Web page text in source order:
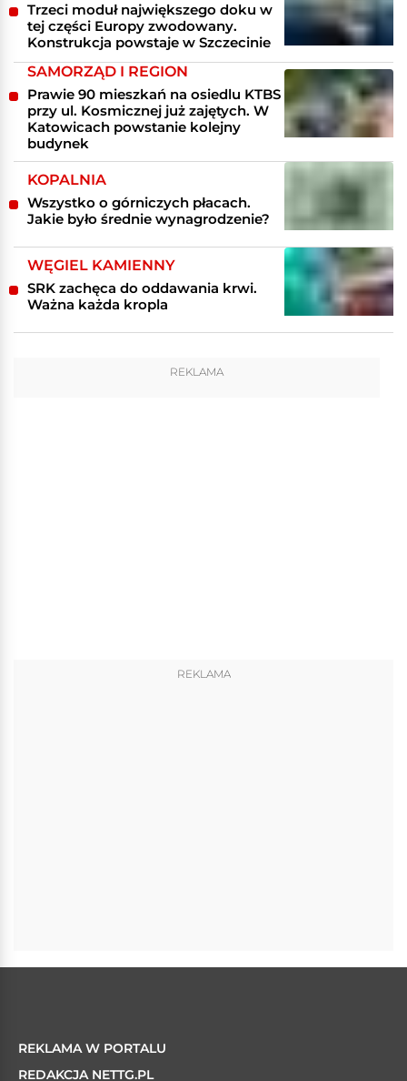
Trzeci moduł największego doku w
tej części Europy zwodowany.
Konstrukcja powstaje w Szczecinie
SAMORZĄD I REGION
Prawie 90 mieszkań na osiedlu KTBS
przy ul. Kosmicznej już zajętych. W
Katowicach powstanie kolejny
budynek
KOPALNIA
Wszystko o górniczych płacach.
Jakie było średnie wynagrodzenie?
WĘGIEL KAMIENNY
SRK zachęca do oddawania krwi.
Ważna każda kropla
REKLAMA
REKLAMA
REKLAMA W PORTALU
REDAKCJA NETTG.PL